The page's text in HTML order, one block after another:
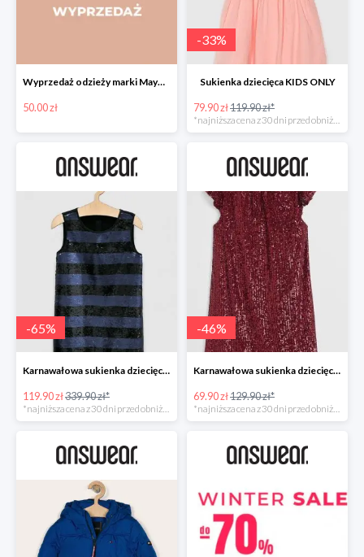
Wyprzedaż odzieży marki Mayoral do -50% w Answear
50.00 zł
-33%
Sukienka dziecięca KIDS ONLY
79.90 zł119.90 zł*
*najniższa cena z 30 dni przed obniżką
-65%
Karnawałowa sukienka dziecięca GUESS JEANS
119.90 zł339.90 zł*
-46%
Karnawałowa sukienka dziecięca MANGO KIDS
69.90 zł129.90 zł*